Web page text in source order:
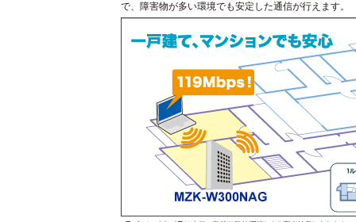
で、障害物が多い環境でも安定した通信が行えます。